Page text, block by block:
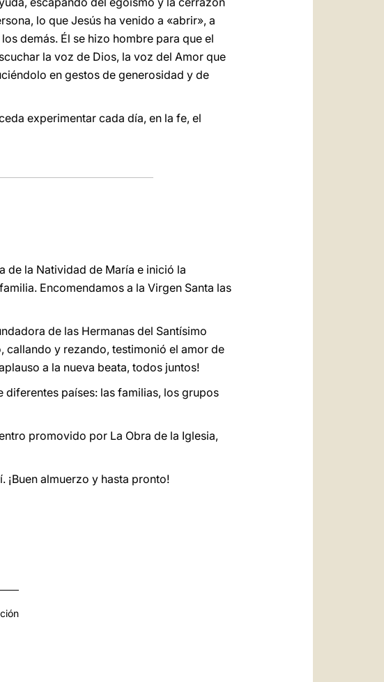
lo que Jesús ha venido a «abrir», a
demás. Él se hizo hombre para que el
la voz de Dios, la voz del Amor que
en gestos de generosidad y de
experimentar cada día, en la fe, el
de la Natividad de María e inició la
Encomendamos a la Virgen Santa las
de las Hermanas del Santísimo
callando y rezando, testimonió el amor de
a la nueva beata, todos juntos!
países: las familias, los grupos
promovido por La Obra de la Iglesia,
almuerzo y hasta pronto!